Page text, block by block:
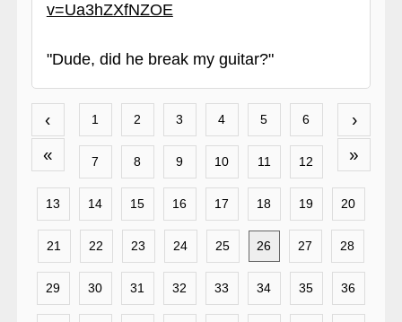
v=Ua3hZXfNZOE
"Dude, did he break my guitar?"
‹
«
›
»
1 2 3 4 5 6
7 8 9 10 11 12
13 14 15 16 17 18 19 20
21 22 23 24 25 26 27 28
29 30 31 32 33 34 35 36